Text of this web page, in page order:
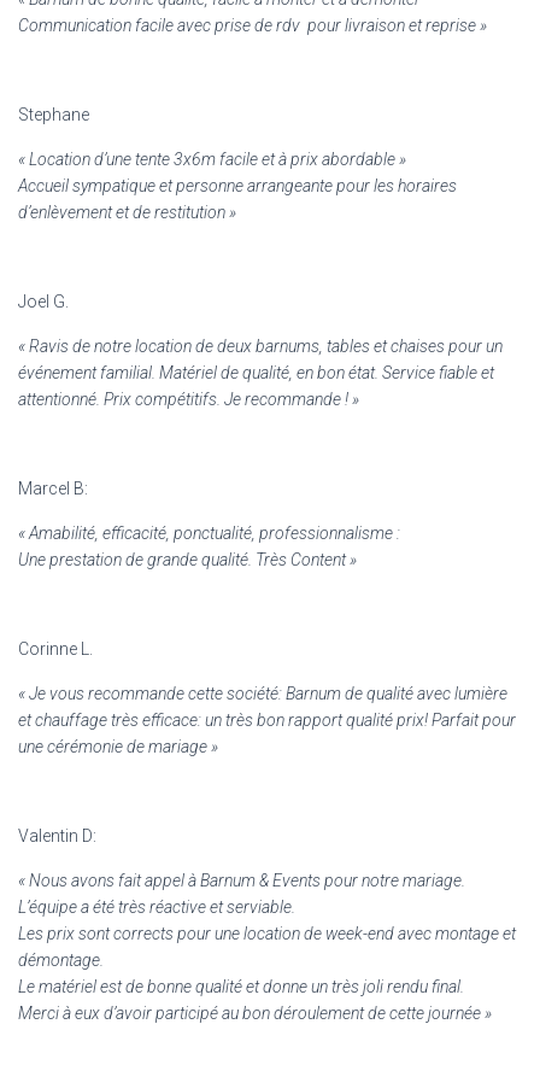
Communication facile avec prise de rdv pour livraison et reprise »
Stephane
«Location d’une tente 3x6m facile et à prix abordable »
Accueil sympatique et personne arrangeante pour les horaires
d’enlèvement et de restitution »
Joel G.
« Ravis de notre location de deux barnums, tables et chaises pour un
événement familial. Matériel de qualité, en bon état. Service fiable et
attentionné. Prix compétitifs. Je recommande ! »
Marcel B:
« Amabilité, efficacité, ponctualité, professionnalisme :
Une prestation de grande qualité. Très Content »
Corinne L.
« Je vous recommande cette société: Barnum de qualité avec lumière
et chauffage très efficace: un très bon rapport qualité prix! Parfait pour
une cérémonie de mariage »
Valentin D:
« Nous avons fait appel à Barnum & Events pour notre mariage.
L’équipe a été très réactive et serviable.
Les prix sont corrects pour une location de week-end avec montage et
démontage.
Le matériel est de bonne qualité et donne un très joli rendu final.
Merci à eux d’avoir participé au bon déroulement de cette journée »